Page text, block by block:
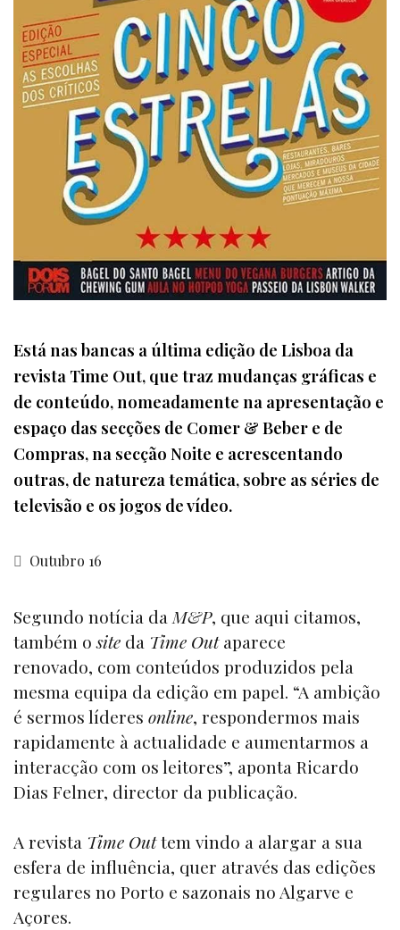
Está nas bancas a última edição de Lisboa da
revista Time Out, que traz mudanças gráficas e
de conteúdo, nomeadamente na apresentação e
espaço das secções de Comer & Beber e de
Compras, na secção Noite e acrescentando
outras, de natureza temática, sobre as séries de
televisão e os jogos de vídeo.
Outubro 16
Segundo notícia daM&P, que aqui citamos,
também osite da Time Outaparece
renovado, com conteúdos produzidos pela
mesma equipa da edição em papel. “A ambição
é sermos líderes online, respondermos mais
rapidamente à actualidade e aumentarmos a
interacção com os leitores”, aponta Ricardo
Dias Felner, director da publicação.
A revista Time Outtem vindo a alargar a sua
esfera de influência, quer através das edições
regulares no Porto e sazonais no Algarve e
Açores.